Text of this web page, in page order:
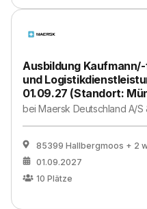
Ausbildung
und
01.09.27 (Standort:
beiMaersk Deutschland A/S
85399 Hallbergmoos + 2
01.09.2027
10 Plätze